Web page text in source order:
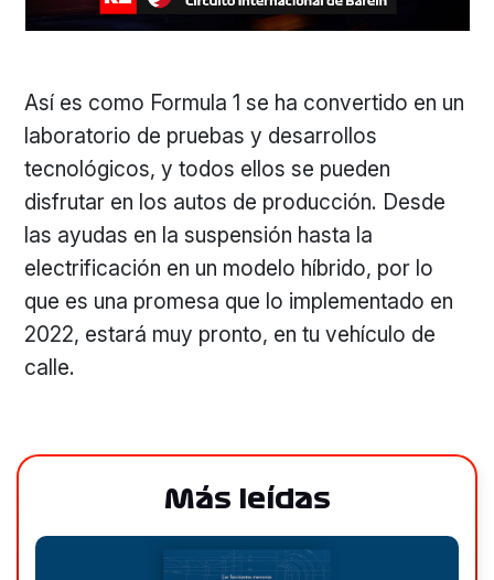
Así es como Formula 1 se ha convertido en un
laboratorio de pruebas y desarrollos
tecnológicos, y todos ellos se pueden
disfrutar en los autos de producción. Desde
las ayudas en la suspensión hasta la
electrificación en un modelo híbrido, por lo
que es una promesa que lo implementado en
2022, estará muy pronto, en tu vehículo de
calle.
Más leídas